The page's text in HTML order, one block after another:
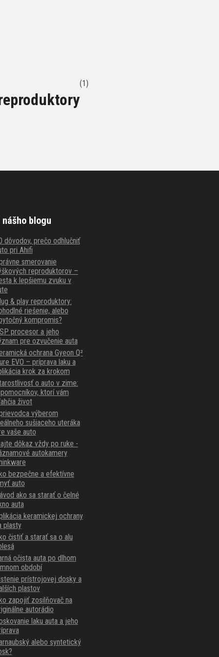
(1)
nášho blogu
dôvodov, prečo odhlučniť
pri Ahifi
smerovanie
reproduktorov –
k lepšiemu zvuku v
& play reproduktory:
riešenie, alebo
kompromis?
procesor a jeho
pre ozvučenie auta
ochrana Gyeon Q²
EVO – príprava laku a
krok za krokom
o auto v zime:
ktorí vám
život
výberom
sušiaceho uteráka
vaše auto
dôkaz vždy po ruke -
autokamery
bezpečne a efektívne
auto
ako sa starať o čelné
auta
keramickej ochrany
plasty
čistiť a starať sa o alu
očista auta po dlhom
období
prístrojovej dosky a
plastov
zapojiť zosilňovač na
autorádio
laku auta a jeho
alebo syntetický